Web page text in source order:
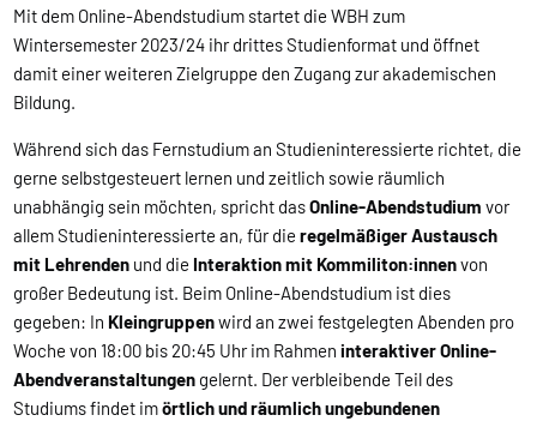
Mit dem Online-Abendstudium startet die WBH zum
Wintersemester 2023/24 ihr drittes Studienformat und öffnet
damit einer weiteren Zielgruppe den Zugang zur akademischen
Bildung.
Während sich das Fernstudium an Studieninteressierte richtet, die
gerne selbstgesteuert lernen und zeitlich sowie räumlich
unabhängig sein möchten, spricht dasOnline-Abendstudium vor
allem Studieninteressierte an, für dieregelmäßiger Austausch
mit Lehrenden und die Interaktion mit Kommiliton:innenvon
großer Bedeutung ist. Beim Online-Abendstudium ist dies
gegeben: In Kleingruppenwird an zwei festgelegten Abenden pro
Woche von 18:00 bis 20:45 Uhr im Rahmeninteraktiver Online-
Abendveranstaltungen gelernt. Der verbleibende Teil des
Studiums findet imörtlich und räumlich ungebundenen